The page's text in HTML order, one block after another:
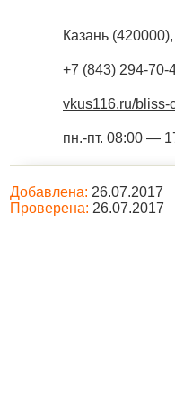
Казань (420000),
+7 (843) 294-70-
vkus116.ru/bliss-
пн.-пт. 08:00 —
Добавлена: 26.07.2017
Проверена: 26.07.2017